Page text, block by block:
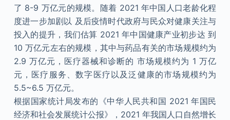
了 8-9 万亿元的规模。随着 2021 年中国人口老龄化程
度进一步加剧以 及后疫情时代政府与民众对健康关注与
投入的提升，我们估算 2021 年中国健康产业初步达 到
10 万亿元左右的规模，其中与药品有关的市场规模约为
2.9 万亿元，医疗器械和诊断的 市场规模约为 1 万亿
元，医疗服务、数字医疗以及泛健康的市场规模约为
5.5~6.5 万亿元。
根据国家统计局发布的《中华人民共和国 2021 年国民
经济和社会发展统计公报》，2021 年我国人口自然增长